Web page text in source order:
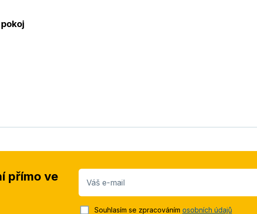
přímo ve
Váš e-mail
Souhlasím se zpracováním osobních údajů